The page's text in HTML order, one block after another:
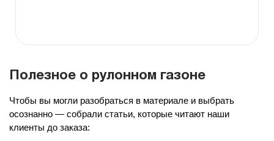
Полезное о рулонном газоне
Чтобы вы могли разобраться в материале и выбрать
осознанно — собрали статьи, которые читают наши
клиенты до заказа: